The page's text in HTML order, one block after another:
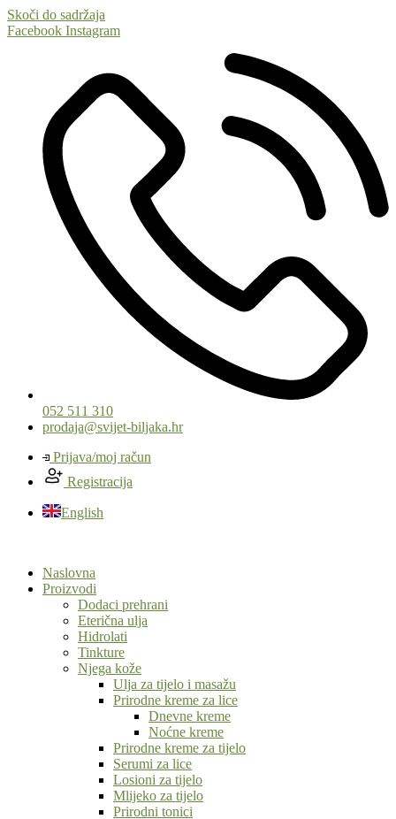
Skoči do sadržaja
Facebook Instagram
052 511 310
prodaja@svijet-biljaka.hr
Prijava/moj račun
Registracija
English
Naslovna
Proizvodi
Dodaci prehrani
Eterična ulja
Hidrolati
Tinkture
Njega kože
Ulja za tijelo i masažu
Prirodne kreme za lice
Dnevne kreme
Noćne kreme
Prirodne kreme za tijelo
Serumi za lice
Losioni za tijelo
Mlijeko za tijelo
Prirodni tonici